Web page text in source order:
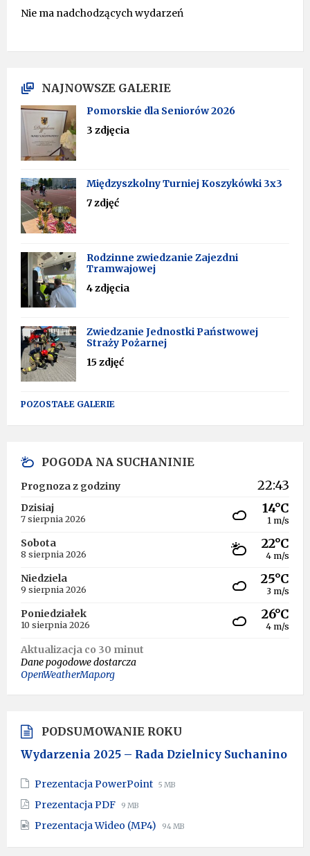
Nie ma nadchodzących wydarzeń
NAJNOWSZE GALERIE
Pomorskie dla Seniorów 2026
3 zdjęcia
Międzyszkolny Turniej Koszykówki 3x3
7 zdjęć
Rodzinne zwiedzanie Zajezdni
Tramwajowej
4 zdjęcia
Zwiedzanie Jednostki Państwowej
Straży Pożarnej
15 zdjęć
POZOSTAŁE GALERIE
POGODA NA SUCHANINIE
Prognoza z godziny 22:43
Dzisiaj
7 sierpnia 2026
14°C
1 m/s
Sobota
8 sierpnia 2026
22°C
4 m/s
Niedziela
9 sierpnia 2026
25°C
3 m/s
Poniedziałek
10 sierpnia 2026
26°C
4 m/s
Aktualizacja co 30 minut
Dane pogodowe dostarcza
OpenWeatherMap.org
PODSUMOWANIE ROKU
Wydarzenia 2025 – Rada Dzielnicy Suchanino
Prezentacja PowerPoint File
File
5 MB
Prezentacja PDF File
pdf
File
9 MB
Prezentacja Wideo (MP4) File
mp4
File
94 MB